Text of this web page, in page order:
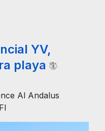
YV,
playa
Al Andalus